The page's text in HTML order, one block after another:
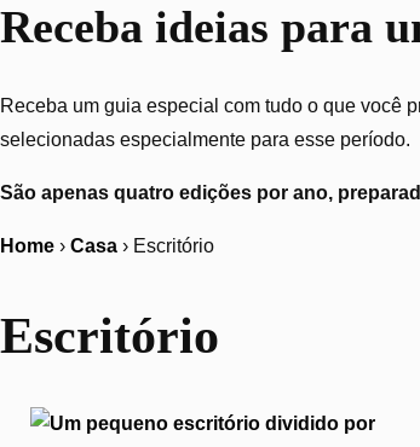
Receba ideias para
Receba um guia especial com tudo o que você
selecionadas especialmente para esse período.
São apenas quatro edições por ano,
Home › Casa › Escritório
Escritório